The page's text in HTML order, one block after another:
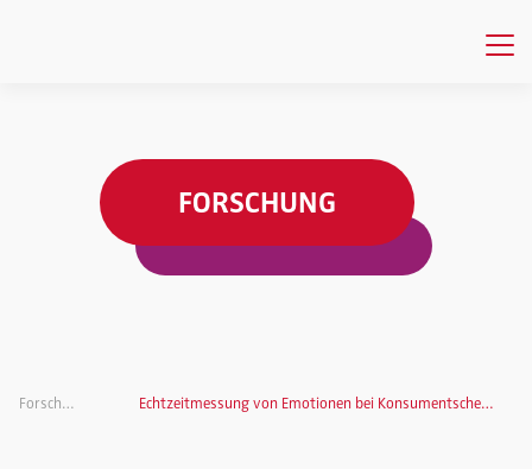
FORSCHUNG
Forschung Echtzeitmessung von Emotionen bei Konsumentscheidungen